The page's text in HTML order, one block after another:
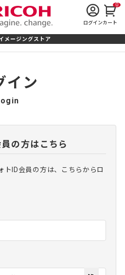
ログイン
0
カート
メージングストア
イン
の方はこちら
トID会員の方は、こちらからロ